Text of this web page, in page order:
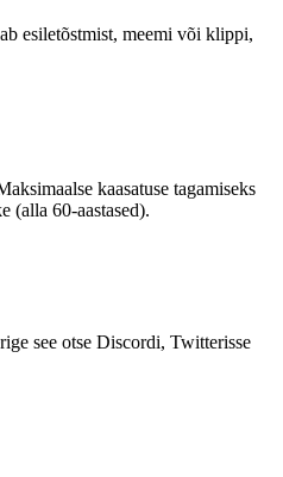
esiletõstmist, meemi või klippi,
kaasatuse tagamiseks
(alla 60-aastased).
see otse Discordi, Twitterisse